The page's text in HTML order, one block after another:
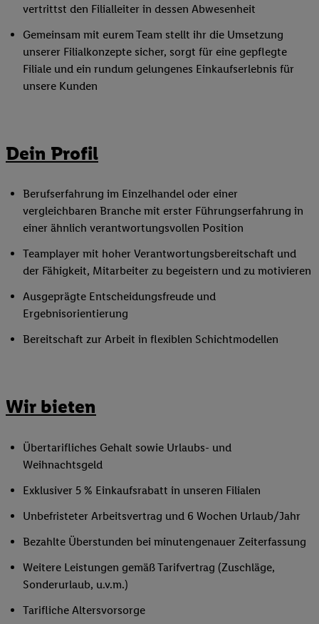
vertrittst den Filialleiter in dessen Abwesenheit
Gemeinsam mit eurem Team stellt ihr die Umsetzung
unserer Filialkonzepte sicher, sorgt für eine gepflegte
Filiale und ein rundum gelungenes Einkaufserlebnis für
unsere Kunden
Dein Profil
Berufserfahrung im Einzelhandel oder einer
vergleichbaren Branche mit erster Führungserfahrung in
einer ähnlich verantwortungsvollen Position
Teamplayer mit hoher Verantwortungsbereitschaft und
der Fähigkeit, Mitarbeiter zu begeistern und zu motivieren
Ausgeprägte Entscheidungsfreude und
Ergebnisorientierung
Bereitschaft zur Arbeit in flexiblen Schichtmodellen
Wir bieten
Übertarifliches Gehalt sowie Urlaubs- und
Weihnachtsgeld
Exklusiver 5 % Einkaufsrabatt in unseren Filialen
Unbefristeter Arbeitsvertrag und 6 Wochen Urlaub/Jahr
Bezahlte Überstunden bei minutengenauer Zeiterfassung
Weitere Leistungen gemäß Tarifvertrag (Zuschläge,
Sonderurlaub, u.v.m.)
Tarifliche Altersvorsorge